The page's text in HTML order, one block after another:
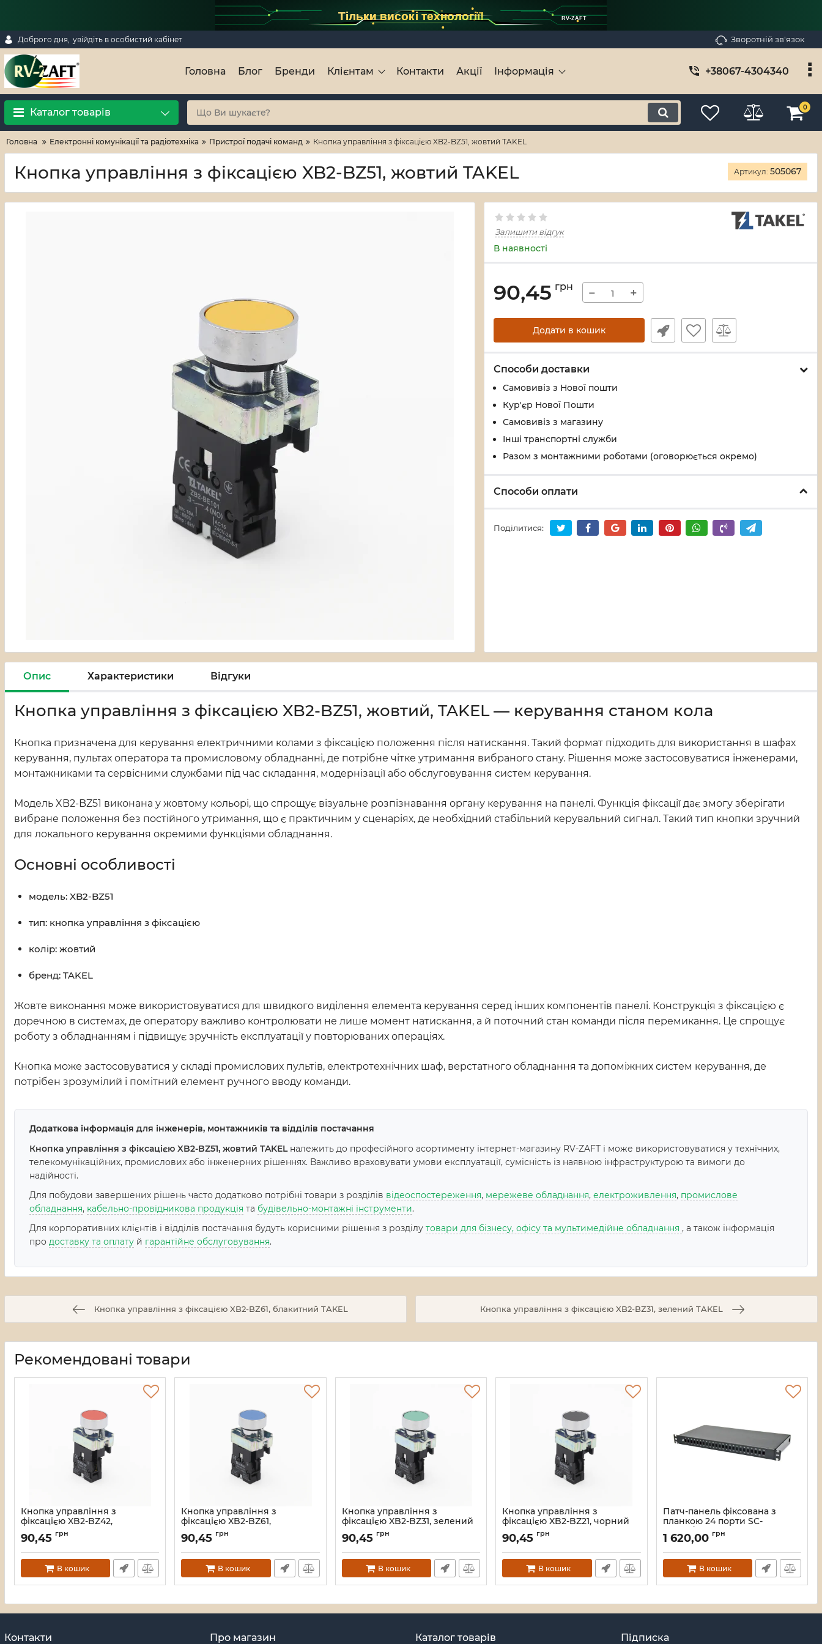
Тільки високі технології! RV-ZAFT
Доброго дня, увійдіть в особистий кабінет Зворотній зв'язок
Головна Блог Бренди Клієнтам Контакти Акції Інформація +38067-4304340
Каталог товарів 0
Головна Електронні комунікації та радіотехніка Пристрої подачі команд Кнопка управління з фіксацією XB2-BZ51, жовтий TAKEL
Кнопка управління з фіксацією XB2-BZ51, жовтий TAKEL Артикул: 505067
Залишити відгук
В наявності
90,45 грн − +
Додати в кошик
Способи доставки
Самовивіз з Нової пошти
Кур'єр Нової Пошти
Самовивіз з магазину
Інші транспортні служби
Разом з монтажними роботами (оговорюється окремо)
Способи оплати
Поділитися:
Опис Характеристики Відгуки
Кнопка управління з фіксацією XB2-BZ51, жовтий, TAKEL — керування станом кола
Кнопка призначена для керування електричними колами з фіксацією положення після натискання. Такий формат підходить для використання в шафах
керування, пультах оператора та промисловому обладнанні, де потрібне чітке утримання вибраного стану. Рішення може застосовуватися інженерами,
монтажниками та сервісними службами під час складання, модернізації або обслуговування систем керування.
Модель XB2-BZ51 виконана у жовтому кольорі, що спрощує візуальне розпізнавання органу керування на панелі. Функція фіксації дає змогу зберігати
вибране положення без постійного утримання, що є практичним у сценаріях, де необхідний стабільний керувальний сигнал. Такий тип кнопки зручний
для локального керування окремими функціями обладнання.
Основні особливості
модель: XB2-BZ51
тип: кнопка управління з фіксацією
колір: жовтий
бренд: TAKEL
Жовте виконання може використовуватися для швидкого виділення елемента керування серед інших компонентів панелі. Конструкція з фіксацією є
доречною в системах, де оператору важливо контролювати не лише момент натискання, а й поточний стан команди після перемикання. Це спрощує
роботу з обладнанням і підвищує зручність експлуатації у повторюваних операціях.
Кнопка може застосовуватися у складі промислових пультів, електротехнічних шаф, верстатного обладнання та допоміжних систем керування, де
потрібен зрозумілий і помітний елемент ручного вводу команди.
Додаткова інформація для інженерів, монтажників та відділів постачання
Кнопка управління з фіксацією XB2-BZ51, жовтий TAKELналежить до професійного асортименту інтернет-магазину RV-ZAFT і може використовуватися у технічних,
телекомунікаційних, промислових або інженерних рішеннях. Важливо враховувати умови експлуатації, сумісність із наявною інфраструктурою та вимоги до
надійності.
Для побудови завершених рішень часто додатково потрібні товари з розділів відеоспостереження, мережеве обладнання, електроживлення, промислове
обладнання, кабельно-провідникова продукція та будівельно-монтажні інструменти.
Для корпоративних клієнтів і відділів постачання будуть корисними рішення з розділу товари для бізнесу, офісу та мультимедійне обладнання , а також інформація
про доставку та оплату й гарантійне обслуговування.
Кнопка управління з фіксацією XB2-BZ61, блакитний TAKEL Кнопка управління з фіксацією XB2-BZ31, зелений TAKEL
Рекомендовані товари
Кнопка управління з
фіксацією XB2-BZ42,
червоний TAKEL
Артикул:
90,45 грн
В кошик
Кнопка управління з
фіксацією XB2-BZ61,
блакитний TAKEL
Артикул:
90,45 грн
В кошик
Кнопка управління з
фіксацією XB2-BZ31, зелений
Артикул:
90,45 грн
В кошик
Кнопка управління з
фіксацією XB2-BZ21, чорний
Артикул:
90,45 грн
В кошик
Патч-панель фіксована з
планкою 24 порти SC-
Simpl./LC-Dupl., пуста,
каб.вводи для 4xPG11+відгиб,
1U, чорна
Артикул: UA-FOPFP24SCS-B
1 620,00 грн
В кошик
Контакти Про магазин Каталог товарів Підписка